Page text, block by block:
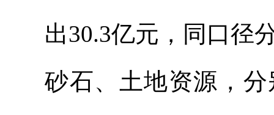
出30.3亿元，同口径
砂石、土地资源，